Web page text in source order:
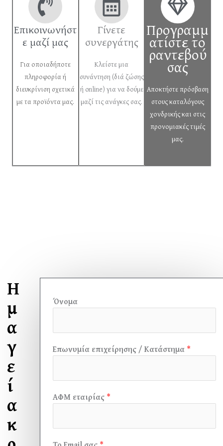
Επικοινωνήστ
ε μαζί μας
Για οποιαδήποτε
πληροφορία ή
διευκρίνιση σχετικά
με τα προϊόντα μας.
Γίνετε
συνεργάτης
Κλείστε μια
συνάντηση (διά ζώσης
ή online) για να δούμε
μαζί τις ανάγκες σας.
Προγραμμ
ατίστε το
ραντεβού
σας
Αποκτήστε πρόσβαση
στους καταλόγους
χονδρικής και στις
προνομιακές τιμές
μας.
Η
μ
α
γ
ε
ί
α
κ
Όνομα
Επωνυμία επιχείρησης / Κατάστημα *
ΑΦΜ εταιρίας *